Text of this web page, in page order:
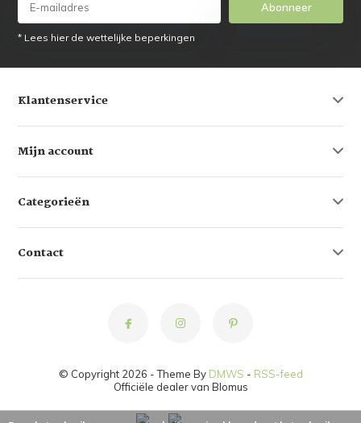
Abonneer
* Lees hier de wettelijke beperkingen
Klantenservice
Mijn account
Categorieën
Contact
© Copyright 2026 - Theme By DMWS - RSS-feed
Officiële dealer van Blomus